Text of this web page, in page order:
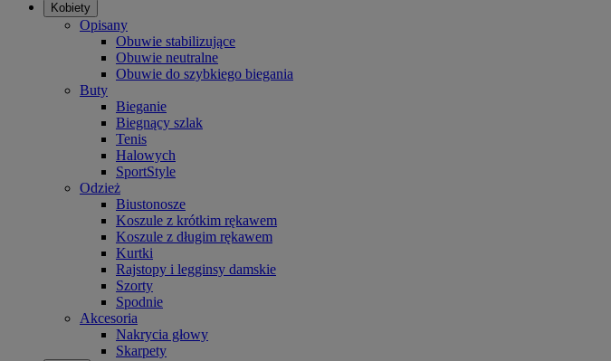
Kobiety
Opisany
Obuwie stabilizujące
Obuwie neutralne
Obuwie do szybkiego biegania
Buty
Bieganie
Biegnący szlak
Tenis
Halowych
SportStyle
Odzież
Biustonosze
Koszule z krótkim rękawem
Koszule z długim rękawem
Kurtki
Rajstopy i legginsy damskie
Szorty
Spodnie
Akcesoria
Nakrycia głowy
Skarpety